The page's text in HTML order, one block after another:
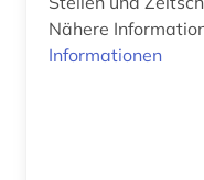
Nähere
Informationen